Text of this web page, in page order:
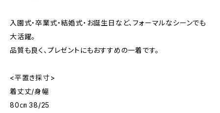
入園式・卒業式・結婚式・お誕生日など、フォーマルなシーンでも
大活躍。
品質も良く、プレゼントにもおすすめの一着です。
<平置き採寸>
着丈丈/身幅
80㎝ 38/25